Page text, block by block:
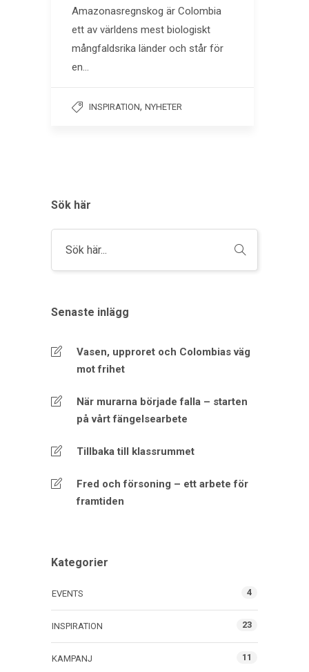
Amazonasregnskog är Colombia
ett av världens mest biologiskt
mångfaldsrika länder och står för
en…
INSPIRATION, NYHETER
Sök här
Senaste inlägg
Vasen, upproret och Colombias väg
mot frihet
När murarna började falla – starten
på vårt fängelsearbete
Tillbaka till klassrummet
Fred och försoning – ett arbete för
framtiden
Kategorier
EVENTS 4
INSPIRATION 23
KAMPANJ 11